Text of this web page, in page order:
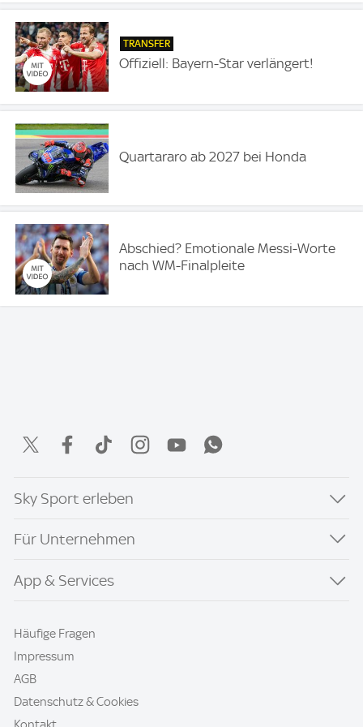
TRANSFER
Offiziell: Bayern-Star verlängert!
Quartararo ab 2027 bei Honda
Abschied? Emotionale Messi-Worte
nach WM-Finalpleite
Sky Sport erleben
Für Unternehmen
App & Services
Häufige Fragen
Impressum
AGB
Datenschutz & Cookies